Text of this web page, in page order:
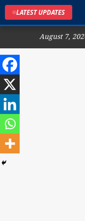
LATEST UPDATES
August 7,